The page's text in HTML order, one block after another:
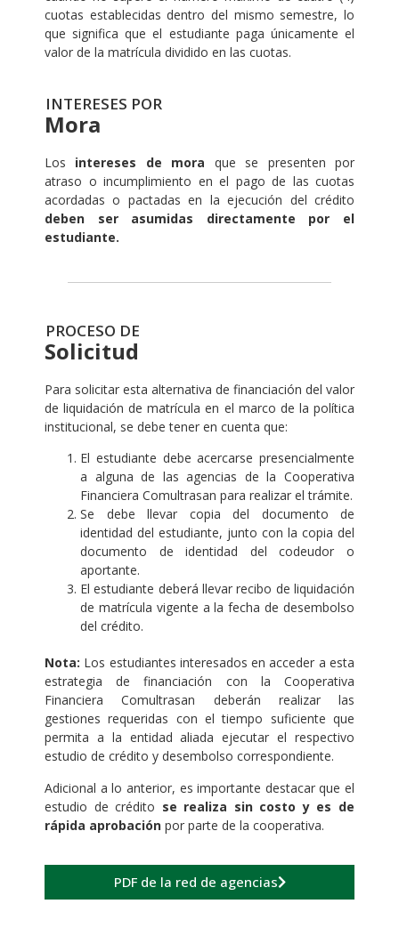
cuotas establecidas dentro del mismo semestre, lo
que significa que el estudiante paga únicamente el
valor de la matrícula dividido en las cuotas.
INTERESES POR
Mora
Los intereses de mora que se presenten por
atraso o incumplimiento en el pago de las cuotas
acordadas o pactadas en la ejecución del crédito
deben ser asumidas directamente por el
estudiante.
PROCESO DE
Solicitud
Para solicitar esta alternativa de financiación del valor
de liquidación de matrícula en el marco de la política
institucional, se debe tener en cuenta que:
El estudiante debe acercarse presencialmente
a alguna de las agencias de la Cooperativa
Financiera Comultrasan para realizar el trámite.
Se debe llevar copia del documento de
identidad del estudiante, junto con la copia del
documento de identidad del codeudor o
aportante.
El estudiante deberá llevar recibo de liquidación
de matrícula vigente a la fecha de desembolso
del crédito.
Nota: Los estudiantes interesados en acceder a esta
estrategia de financiación con la Cooperativa
Financiera Comultrasan deberán realizar las
gestiones requeridas con el tiempo suficiente que
permita a la entidad aliada ejecutar el respectivo
estudio de crédito y desembolso correspondiente.
Adicional a lo anterior, es importante destacar que el
estudio de crédito se realiza sin costo y es de
rápida aprobación por parte de la cooperativa.
PDF de la red de agencias